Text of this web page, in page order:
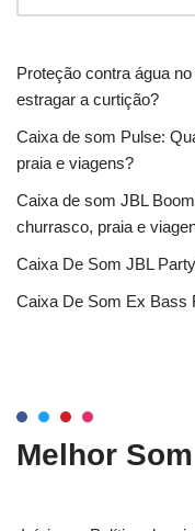
Proteção contra água
estragar a curtição?
Caixa de som Pulse:
praia e viagens?
Caixa de som JBL
churrasco, praia e
Caixa De Som JBL
Caixa De Som Ex Bass
Melhor